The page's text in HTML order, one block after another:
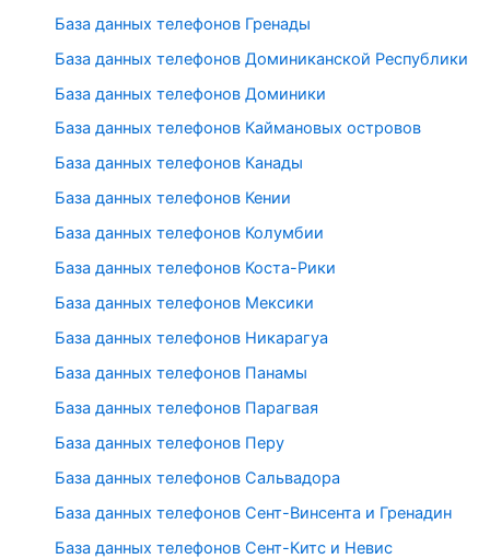
База данных телефонов Гренады
База данных телефонов Доминиканской Республики
База данных телефонов Доминики
База данных телефонов Каймановых островов
База данных телефонов Канады
База данных телефонов Кении
База данных телефонов Колумбии
База данных телефонов Коста-Рики
База данных телефонов Мексики
База данных телефонов Никарагуа
База данных телефонов Панамы
База данных телефонов Парагвая
База данных телефонов Перу
База данных телефонов Сальвадора
База данных телефонов Сент-Винсента и Гренадин
База данных телефонов Сент-Китс и Невис